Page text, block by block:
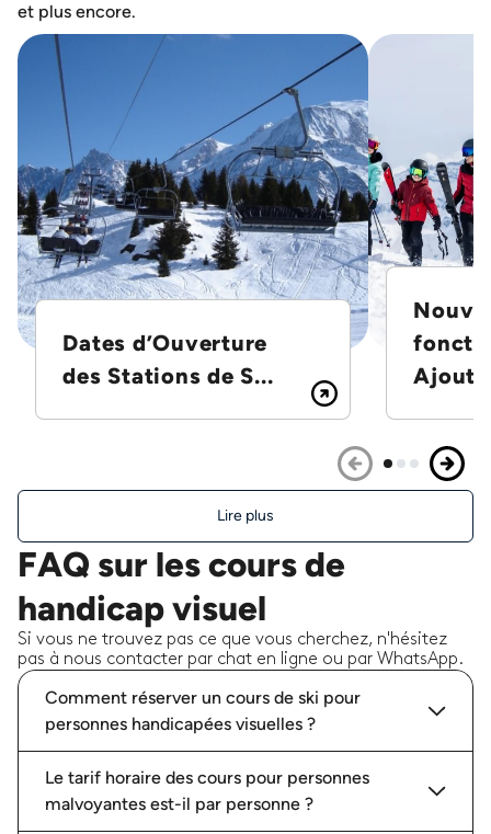
et plus encore.
Dates d’Ouverture
des Stations de S...
Lire plus
FAQ sur les cours de
handicap visuel
Si vous ne trouvez pas ce que vous cherchez, n'hésitez
pas à nous contacter par chat en ligne ou par WhatsApp.
Comment réserver un cours de ski pour
personnes handicapées visuelles ?
Le tarif horaire des cours pour personnes
malvoyantes est-il par personne ?